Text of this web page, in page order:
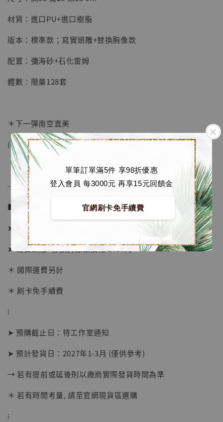
單筆訂單滿5件 享98折優惠
登入會員 每3000元 再享15元回饋金
官網刷卡免手續費
【現貨】BJSTUDIO 1/6系列可動蒐藏人偶 讓
子彈飛 鵝城縣長 張麻子 [BK01]
加入購物車
材質：進口PU+進口樹脂
版本：標準款；寫實頭雕+替換胸像款
配置：彌海砂+石化雷姆
體數：限量128套
＊下一彈南空直美
(目前南空直美、夜神月、L已設計完成)
──────────────
■ 販售資訊 (NT$)：
➤ 價格 6680元 (訂金3480)
➤ 寫實頭雕+替換胸像款價格 1480元
＊ 國際運費另計
＊ 刷卡免手續費
⁝
➤ 預購截止日：待工作室通知
➤ 預計發貨日：2027年1-3月 (僅供參考)
→ 若有提前或延後則以廠商實際發貨時間為準
＊ 若有時間考量, 請至官網現貨區選購
⁝